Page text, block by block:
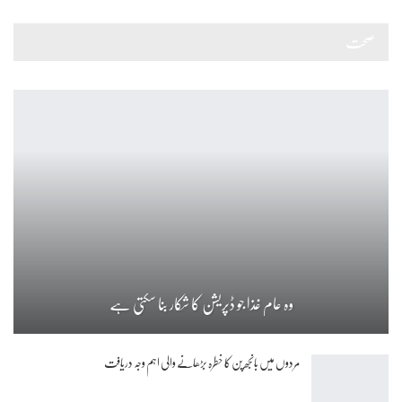
وہ عام غذا جو ڈپریشن کا شکار بنا سکتی ہے
مردوں میں بانجھ پن کا خطرہ بڑھانے والی اہم وجہ دریافت